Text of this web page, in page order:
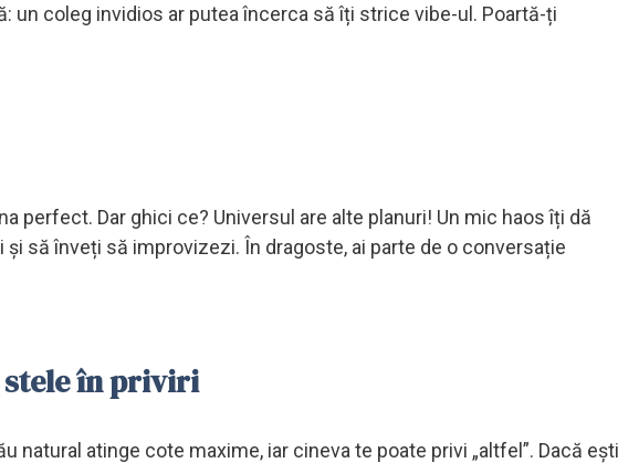
un coleg invidios ar putea încerca să îți strice vibe-ul. Poartă-ți
perfect. Dar ghici ce? Universul are alte planuri! Un mic haos îți dă
să înveți să improvizezi. În dragoste, ai parte de o conversație
stele în priviri
natural atinge cote maxime, iar cineva te poate privi „altfel”. Dacă ești